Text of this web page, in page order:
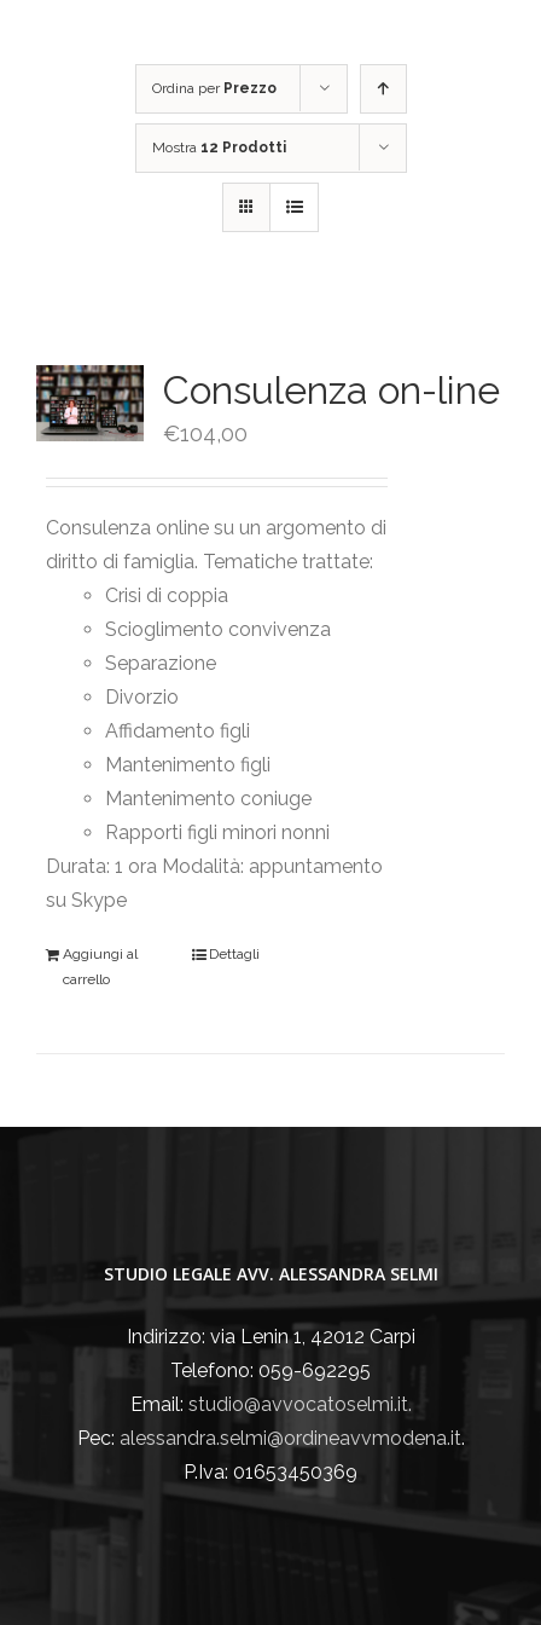
Ordina per Prezzo
Mostra 12 Prodotti
Consulenza on-line
€104,00
Consulenza online su un argomento di
diritto di famiglia. Tematiche trattate:
Crisi di coppia
Scioglimento convivenza
Separazione
Divorzio
Affidamento figli
Mantenimento figli
Mantenimento coniuge
Rapporti figli minori nonni
Durata: 1 ora Modalità: appuntamento
su Skype
Aggiungi al
carrello
Dettagli
STUDIO LEGALE AVV. ALESSANDRA SELMI
Indirizzo: via Lenin 1, 42012 Carpi
Telefono: 059-692295
Email: studio@avvocatoselmi.it.
Pec: alessandra.selmi@ordineavvmodena.it.
P.Iva: 01653450369